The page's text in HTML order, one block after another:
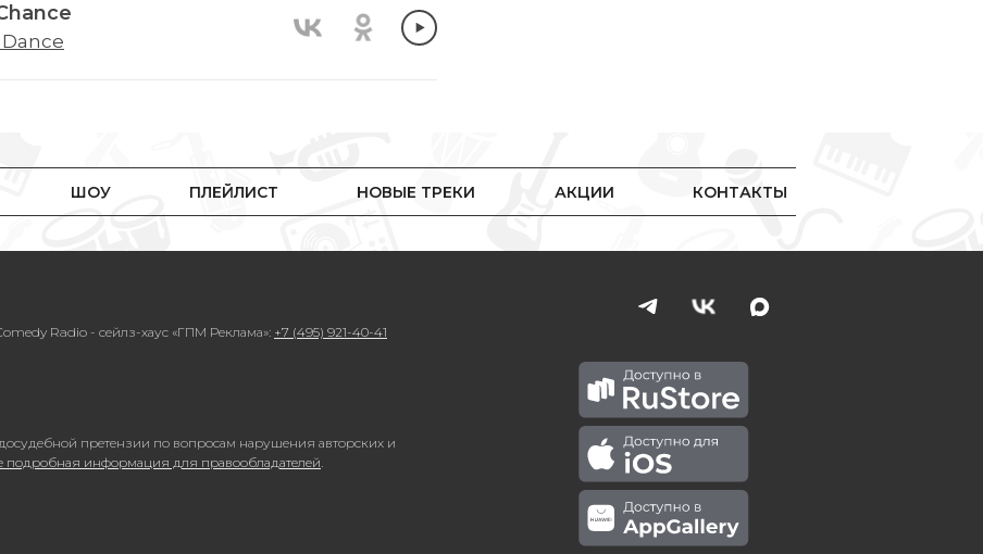
ШОУ ПЛЕЙЛИСТ НОВЫЕ ТРЕКИ АКЦИИ КОНТАКТЫ
Radio - сейлз-хаус «ГПМ Реклама»: +7 (495) 921-40-41
претензии по вопросам нарушения авторских и
подробная информация для правообладателей.